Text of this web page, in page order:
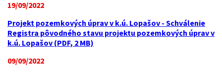
19/09/2022
Projekt pozemkových úprav v k.ú. Lopašov - Schválenie
Registra pôvodného stavu projektu pozemkových úprav v
k.ú. Lopašov (PDF, 2 MB)
09/09/2022